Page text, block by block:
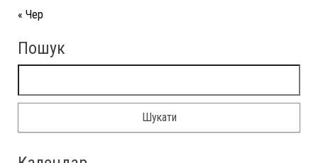
« Чер
Пошук